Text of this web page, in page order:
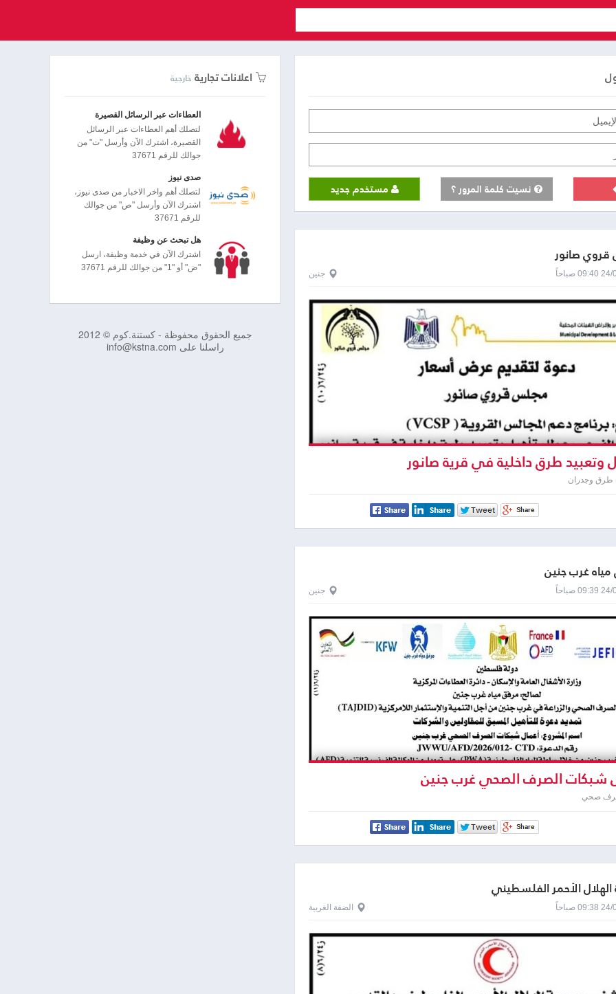
اعلانات تجارية خارجية
العطاءات عبر الرسائل القصيرة
لتصلك أهم العطاءات عبر الرسائل
القصيرة، اشترك الآن وأرسل "ت" من
جوالك للرقم 37671
صدى نيوز
لتصلك أهم واخر الاخبار من صدى نيوز،
اشترك الآن وأرسل "ص" من جوالك
للرقم 37671
هل تبحث عن وظيفة
اشترك الآن في خدمة وظيفة، ارسل
"ض" أو "1" من جوالك للرقم 37671
جميع الحقوق محفوظة - كستنة.كوم © 2012
راسلنا على info@kstna.com
نسيت كلمة المرور ؟ مستخدم جديد
صانور
صباحاً جنين
وتعبيد طرق داخلية في قرية صانور
طرق وجدران
غرب جنين
صباحاً جنين
شبكات الصرف الصحي غرب جنين
صحي
الأحمر الفلسطيني
صباحاً الضفة الغربية